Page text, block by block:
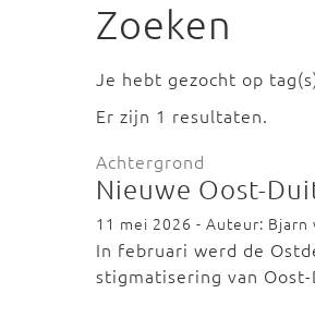
Zoeken
Je hebt gezocht op
Er zijn 1 resultaten.
Achtergrond
Nieuwe Oost-
11 mei 2026 - Auteur: Bjarn
In februari werd de
stigmatisering van